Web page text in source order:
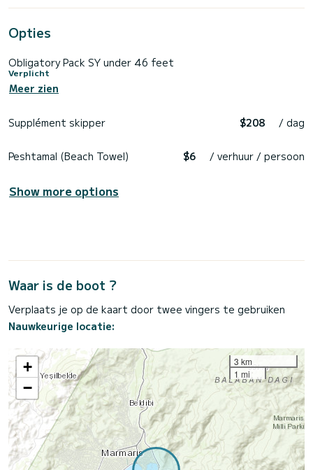
Opties
Obligatory Pack SY under 46 feet
Verplicht
Meer zien
Supplément skipper $208 / dag
Peshtamal (Beach Towel) $6 / verhuur / persoon
Show more options
Waar is de boot ?
Verplaats je op de kaart door twee vingers te gebruiken
Nauwkeurige locatie:
+
−
3 km
1 mi